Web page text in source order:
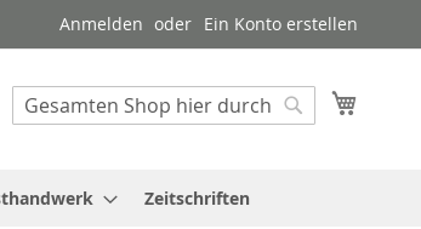
Anmelden Ein Konto erstellen
Suche
Zeitschriften